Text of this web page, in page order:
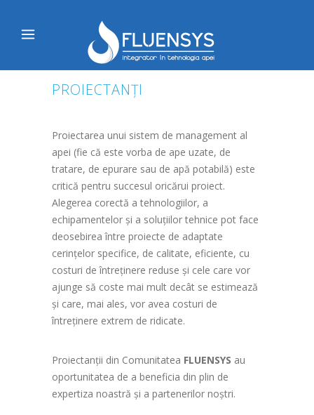
PROIECTANȚI
Proiectarea unui sistem de management al
apei (fie că este vorba de ape uzate, de
tratare, de epurare sau de apă potabilă) este
critică pentru succesul oricărui proiect.
Alegerea corectă a tehnologiilor, a
echipamentelor și a soluțiilor tehnice pot face
deosebirea între proiecte de adaptate
cerințelor specifice, de calitate, eficiente, cu
costuri de întreținere reduse și cele care vor
ajunge să coste mai mult decât se estimează
și care, mai ales, vor avea costuri de
întreținere extrem de ridicate.
Proiectanții din Comunitatea FLUENSYS au
oportunitatea de a beneficia din plin de
expertiza noastră și a partenerilor noștri.